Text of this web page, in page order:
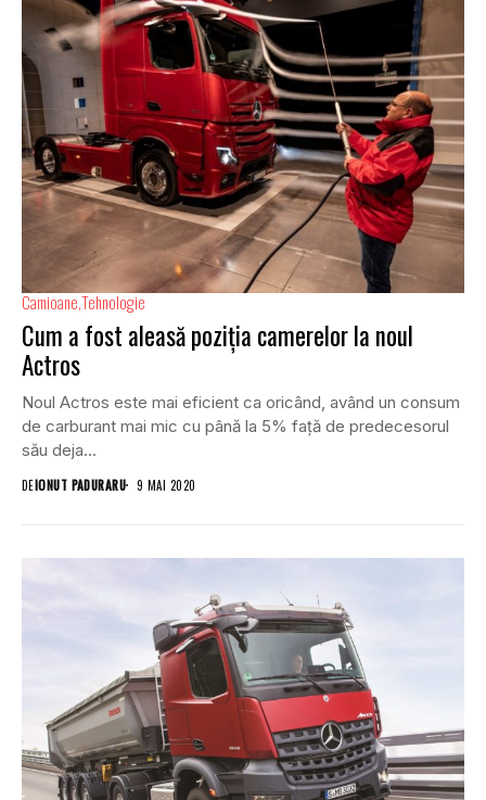
CamioaneTehnologie
Cum a fost aleasă poziția camerelor la noul
Actros
Noul Actros este mai eficient ca oricând, având un consum
de carburant mai mic cu până la 5% față de predecesorul
său deja...
DEIONUT PADURARU 9 MAI 2020